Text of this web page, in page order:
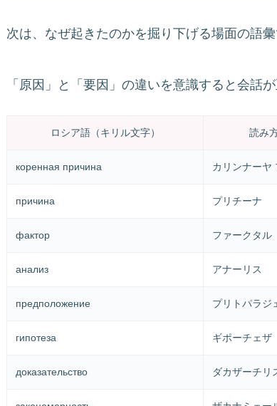
次は、なぜ起きたのかを掘り下げる場面の語彙
「原因」と「要因」の違いを意識すると会話が
ロシア語（キリル文字） 読み
коренная причина カリンナーヤ
причина プリチーナ
фактор ファークタル
анализ アナーリス
предположение プリトパラジ
гипотеза ギポーチェザ
доказательство ダカザーチリ